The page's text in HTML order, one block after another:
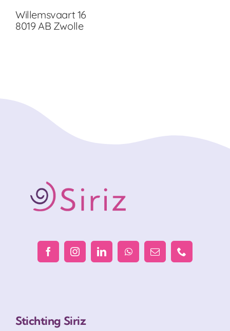
Willemsvaart 16
8019 AB Zwolle
Stichting Siriz